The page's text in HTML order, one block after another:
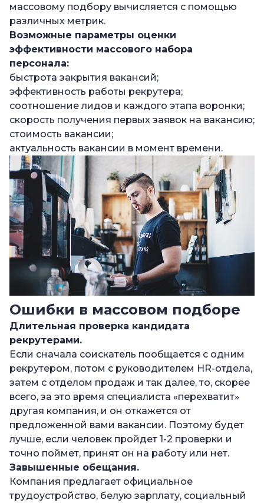
массовому подбору вычисляется с помощью
различных метрик.
Возможные параметры оценки
эффективности массового набора
персонала:
быстрота закрытия вакансий;
эффективность работы рекрутера;
соотношение лидов и каждого этапа воронки;
скорость получения первых заявок на вакансию;
стоимость вакансии;
актуальность вакансии в момент времени.
Ошибки в массовом подборе
Длительная проверка кандидата
рекрутерами.
Если сначала соискатель пообщается с одним
рекрутером, потом с руководителем HR-отдела,
затем с отделом продаж и так далее, то, скорее
всего, за это время специалиста «перехватит»
другая компания, и он откажется от
предложенной вами вакансии. Поэтому будет
лучше, если человек пройдет 1-2 проверки и
точно поймет, принят он на работу или нет.
Завышенные обещания.
Компания предлагает официальное
трудоустройство, белую зарплату, социальный